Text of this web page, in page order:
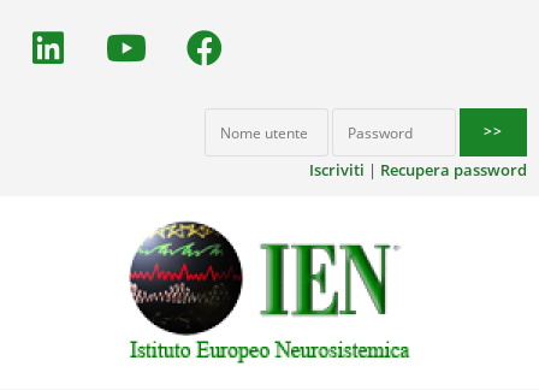
Iscriviti | Recupera password